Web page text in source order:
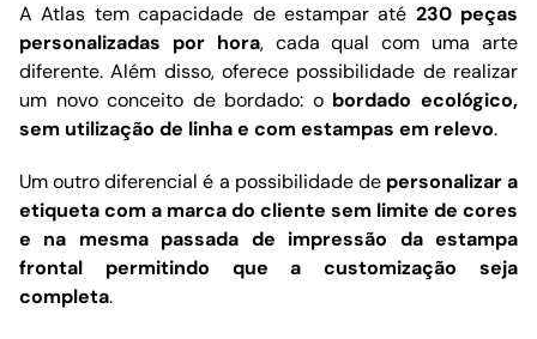
A Atlas tem capacidade de estampar até 230 peças
personalizadas por hora, cada qual com uma arte
diferente. Além disso, oferece possibilidade de realizar
um novo conceito de bordado: o bordado ecológico,
sem utilização de linha e com estampas em relevo.
Um outro diferencial é a possibilidade depersonalizar a
etiqueta com a marca do cliente sem limite de cores
e na mesma passada de impressão da estampa
frontal permitindo que a customização seja
completa.